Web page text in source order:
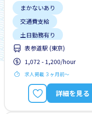
まかないあり
交通費支給
土日勤務有り
外国人勤務中
女性歓迎
日本語力不問
未経験OK
男性歓迎
留学生歓迎
表参道駅 (東京)
1,072 - 1,200/hour
求人掲載 ３ヶ月前〜
詳細を見る